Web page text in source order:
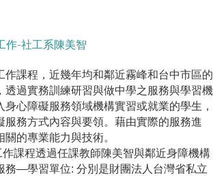
作-社工系陳美智
作課程，近幾年均和鄰近霧峰和台中市區的
透過實務訓練研習與做中學之服務與學習機
心障礙服務領域機構實習或就業的學生，
服務方式內容與要領。藉由實際的服務進
的專業能力與技術。
課程透過任課教師陳美智與鄰近身障機構
務—學習單位: 分別是財團法人台灣省私立